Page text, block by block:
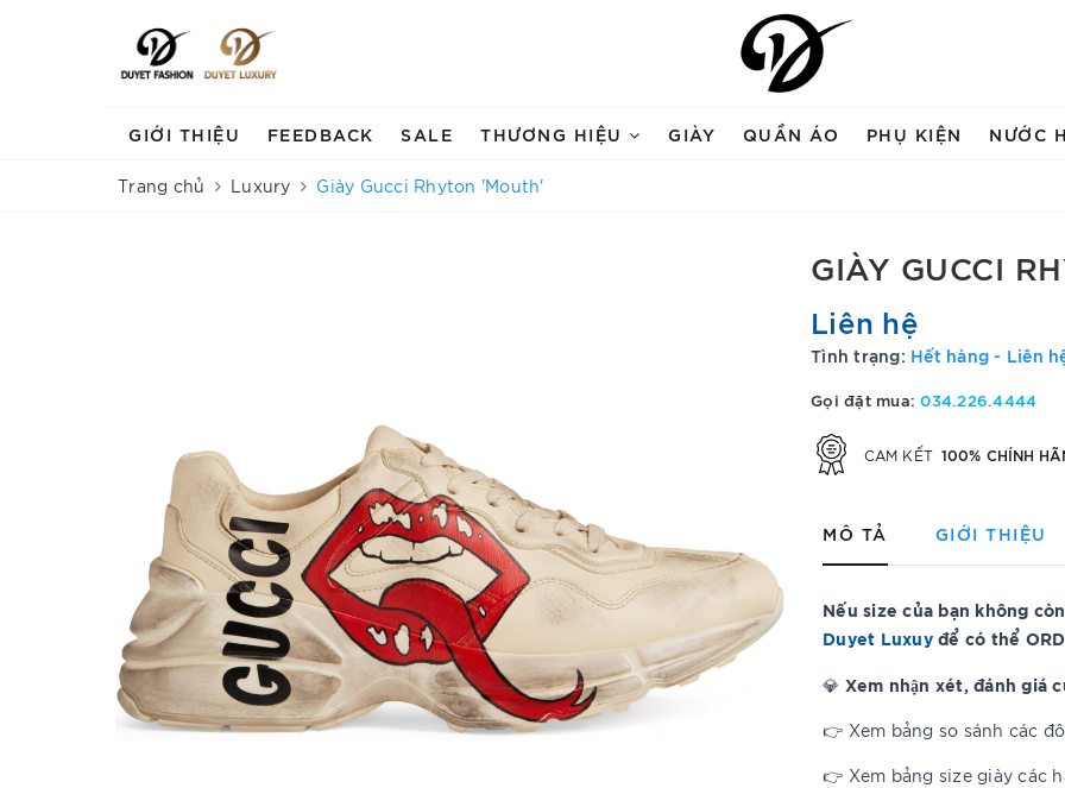
GIỚI THIỆU FEEDBACK SALE THƯƠNG HIỆU GIÀY QUẦN ÁO PHỤ KIỆN NƯỚC
Trang chủ Luxury Giày Gucci Rhyton 'Mouth'
GIÀY GUCCI
Liên hệ
Tình trạng: Hết hàng - Liên
Gọi đặt mua:034.226.4444
CAM KẾT 100% CHÍNH
MÔ TẢ GIỚI THIỆU
Nếu size của bạn không
Duyet Luxuyđể có thể
💎 Xem nhận xét, đánh giá
👉 Xem bảng so sánh các
👉 Xem bảng size giày các